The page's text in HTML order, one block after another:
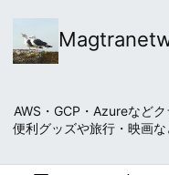
AWS・GCP・Azureなど
便利グッズや旅行・映画